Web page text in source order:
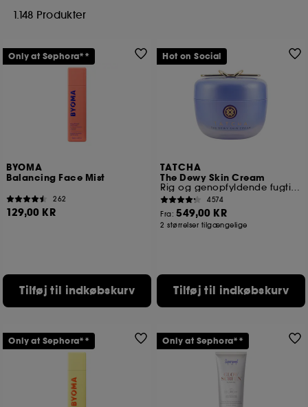
1.148 Produkter
BYOMA
Balancing Face Mist
262
129,00 KR
Tilføj til indkøbskurv
Only at Sephora**
TATCHA
The Dewy Skin Cream
Rig og genopfyldende fugtighedscreme
4574
Fra:549,00 KR
2 størrelser tilgængelige
Tilføj til indkøbskurv
Hot on Social
Only at Sephora** Only at Sephora**